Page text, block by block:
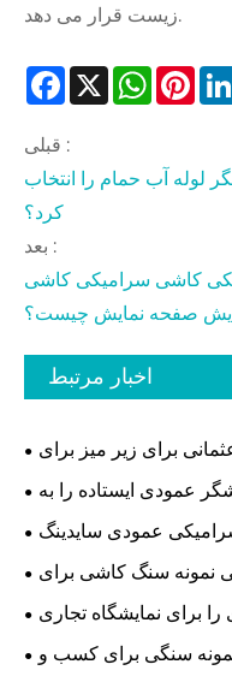
زیست قرار می دهد.
Facebook
X
قبلی :
لوله آب حمام را انتخاب
کرد؟
بعد :
کاشی سرامیکی کاشی
صفحه نمایش چیست؟
اخبار مرتبط
برای زیر میز برای
مدرن ضروری است؟
عمودی ایستاده را به
فروشی و نمایشگاهی
مدرن تبدیل می کند
عمودی سایدینگ
خود انتخاب کنید؟
نمونه سنگ کاشی برای
های مدرن ضروری هستند
برای نمایشگاه تجاری
تا غرفه خود را تقویت کنید
نمونه سنگی برای کسب و